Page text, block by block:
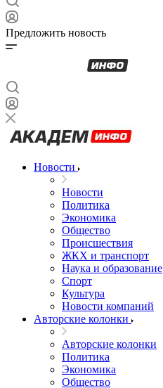
Предложить новость
Новости
Новости
Политика
Экономика
Общество
Происшествия
ЖКХ и транспорт
Наука и образование
Спорт
Культура
Новости компаний
Авторские колонки
Авторские колонки
Политика
Экономика
Общество